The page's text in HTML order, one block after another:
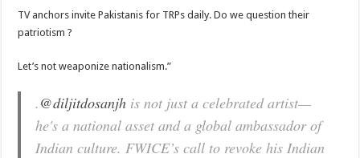
TV anchors invite Pakistanis for TRPs daily. Do we question their
patriotism ?
Let’s not weaponize nationalism.”
.@diljitdosanjh is not just a celebrated artist—
he's a national asset and a global ambassador of
Indian culture. FWICE’s call to revoke his Indian